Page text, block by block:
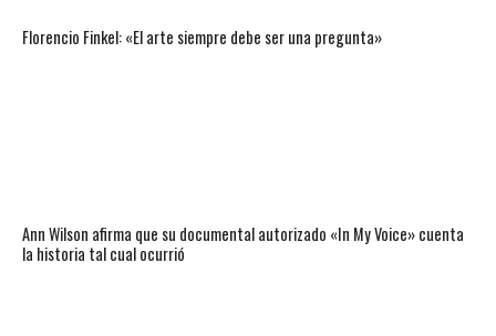
Florencio Finkel: «El arte siempre debe ser una pregunta»
Ann Wilson afirma que su documental autorizado «In My Voice» cuenta
la historia tal cual ocurrió